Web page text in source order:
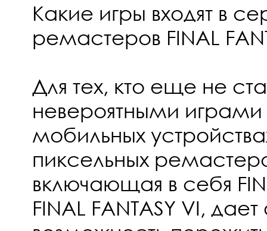
Какие игры входят в
ремастеров FINAL
Для тех, кто еще не
невероятными
мобильных
пиксельных
включающая в себя
FINAL FANTASY VI,